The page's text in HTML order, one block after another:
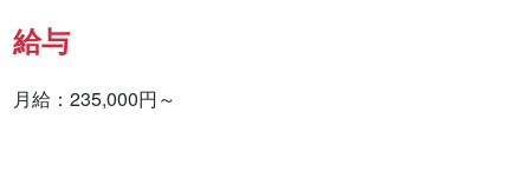
給与
月給：235,000円～